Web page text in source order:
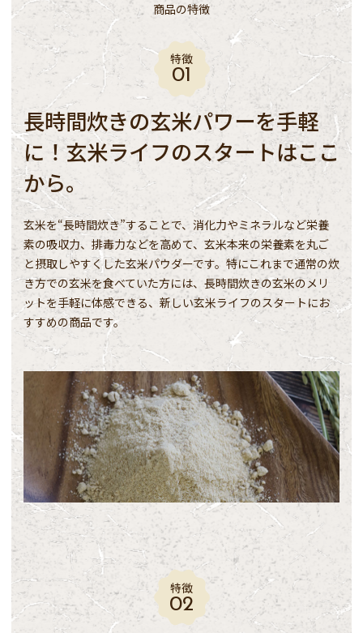
商品の特徴
特徴
長時間炊きの玄米パワーを手軽
に！玄米ライフのスタートはここ
から。
玄米を“長時間炊き”することで、消化力やミネラルなど栄養
素の吸収力、排毒力などを高めて、玄米本来の栄養素を丸ご
と摂取しやすくした玄米パウダーです。特にこれまで通常の炊
き方での玄米を食べていた方には、長時間炊きの玄米のメリ
ットを手軽に体感できる、新しい玄米ライフのスタートにお
すすめの商品です。
特徴